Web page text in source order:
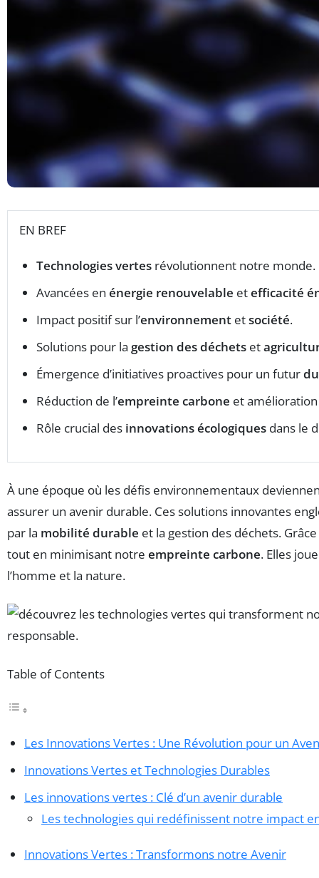
EN BREF
Technologies vertes révolutionnent notre monde.
Avancées en énergie renouvelable etefficacité
Impact positif sur l’environnement etsociété.
Solutions pour la gestion des déchets et
Émergence d’initiatives proactives pour un futur
Réduction de l’empreinte carbone et
Rôle crucial des innovations écologiques dans le
À une époque où les défis environnementaux
assurer un avenir durable. Ces solutions innovantes
par la mobilité durable et la gestion des déchets.
tout en minimisant notre empreinte carbone. Elles
l’homme et la nature.
Table of Contents
Les Innovations Vertes : Une Révolution pour un
Innovations Vertes et Technologies Durables
Les innovations vertes : Clé d’un avenir durable
Les technologies qui redéfinissent notre impact
Innovations Vertes : Transformons notre Avenir